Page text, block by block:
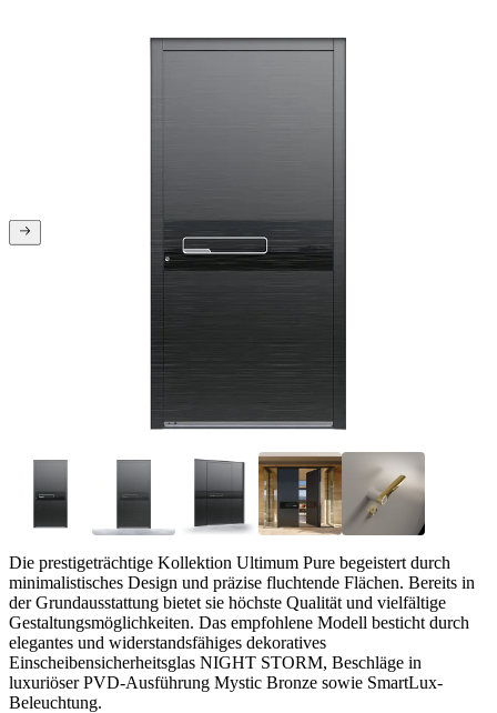
Die prestigeträchtige Kollektion Ultimum Pure begeistert durch
minimalistisches Design und präzise fluchtende Flächen. Bereits in
der Grundausstattung bietet sie höchste Qualität und vielfältige
Gestaltungsmöglichkeiten. Das empfohlene Modell besticht durch
elegantes und widerstandsfähiges dekoratives
Einscheibensicherheitsglas NIGHT STORM, Beschläge in
luxuriöser PVD-Ausführung Mystic Bronze sowie SmartLux-
Beleuchtung.